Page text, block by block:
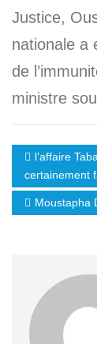
Justice,
nationale a
de
ministre
l’affaire
certainement
Moustapha